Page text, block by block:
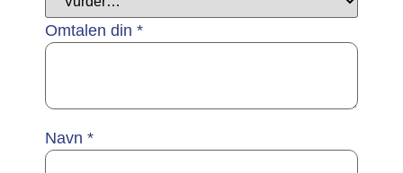
Omtalen din *
Navn *